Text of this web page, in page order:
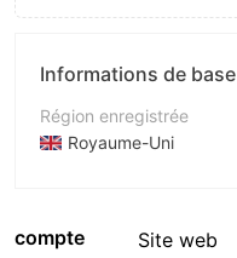
Informations de base
Région enregistrée
Royaume-Uni
Société
compte Site web